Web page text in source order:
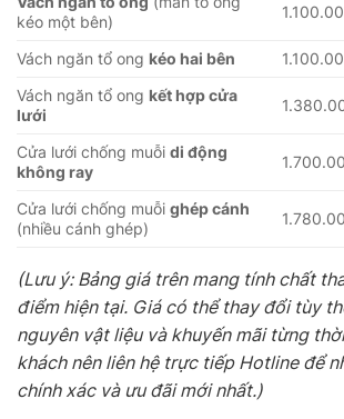
kéo một bên)
Vách ngăn tổ ong kéo hai bên
Vách ngăn tổ ong kết hợp cửa
lưới
Cửa lưới chống muỗi di động
không ray
Cửa lưới chống muỗi ghép cánh
(nhiều cánh ghép)
(Lưu ý: Bảng giá trên mang tính chất
điểm hiện tại. Giá có thể thay đổi tùy
nguyên vật liệu và khuyến mãi từng
khách nên liên hệ trực tiếp Hotline để
chính xác và ưu đãi mới nhất.)